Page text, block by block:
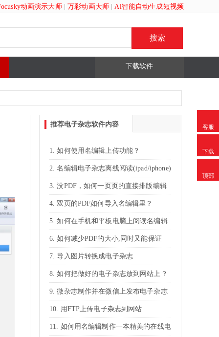
动画演示大师 |万彩动画大师 |Al智能自动生成短视频
下载软件
推荐电子杂志软件内容
如何使用名编辑上传功能？
名编辑电子杂志离线阅读(ipad/iphone)
没PDF，如何一页页的直接排版编辑
名编辑电子杂志？
双页的PDF如何导入名编辑里？
如何在手机和平板电脑上阅读名编辑
电子杂志
如何减少PDF的大小,同时又能保证
PDF放大的清晰度
导入图片转换成电子杂志
如何把做好的电子杂志放到网站上？
微杂志制作并在微信上发布电子杂志
用FTP上传电子杂志到网站
如何用名编辑制作一本精美的在线电
客服
下载
顶部